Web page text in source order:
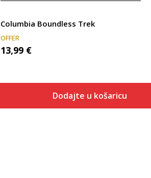
Columbia Boundless Trek
OFFER
13,99 €
Dodajte u košaricu